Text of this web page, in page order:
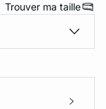
Trouver ma taille